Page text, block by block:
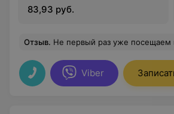
83,93 руб.
Отзыв. Не первый раз уже посещаем цент Здорового сна Очень добрые и приветливые работники на ресепшен, это во первых Во вторых медсестры и врачи
Viber